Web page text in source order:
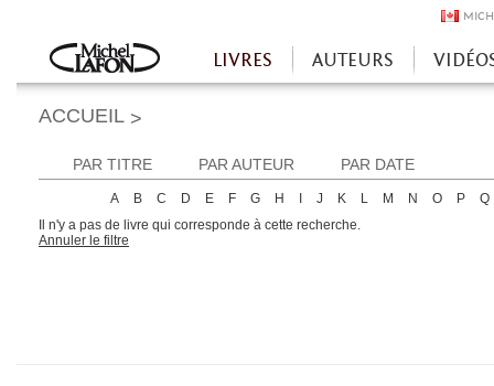
Accueil
LIVRES AUTEURS
ACCUEIL >
PAR TITRE PAR AUTEUR PAR DATE
A B C D E F G H J K L M N O P
Q
Il n'y a pas de livre qui corresponde à cette recherche.
Annuler le filtre